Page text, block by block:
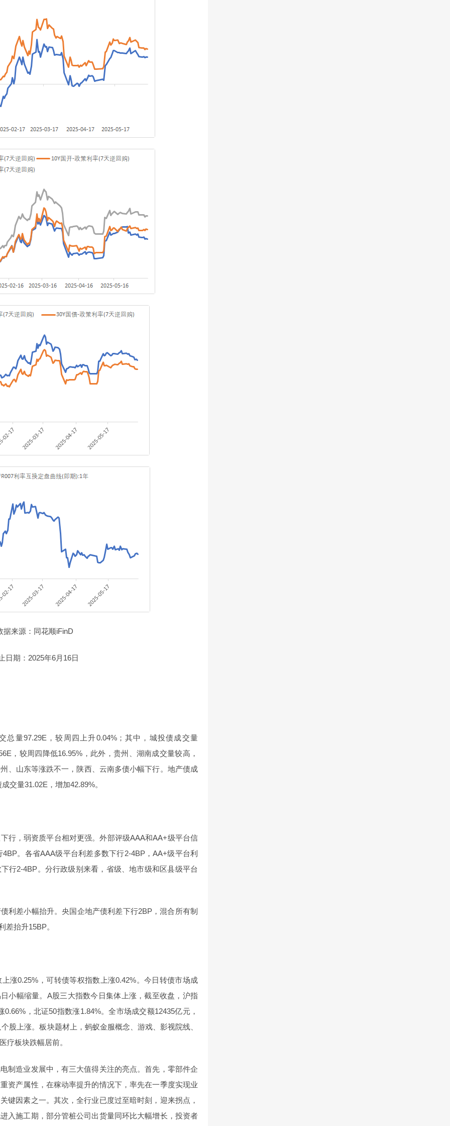
据来源：同花顺iFinD
日期：2025年6月16日
总量97.29E，较周四上升0.04%；其中，城投债成交量
，较周四降低16.95%，此外，贵州、湖南成交量较高，
、山东等涨跌不一，陕西、云南多债小幅下行。地产债成
交量31.02E，增加42.89%。
行，弱资质平台相对更强。外部评级AAA和AA+级平台信
。各省AAA级平台利差多数下行2-4BP，AA+级平台利
行2-4BP。分行政级别来看，省级、地市级和区县级平台
利差小幅抬升。央国企地产债利差下行2BP，混合所有制
差抬升15BP。
涨0.25%，可转债等权指数上涨0.42%。今日转债市场成
小幅缩量。A股三大指数今日集体上涨，截至收盘，沪指
，北证50指数涨1.84%。全市场成交额12435亿元，
股上涨。板块题材上，蚂蚁金服概念、游戏、影视院线、
疗板块跌幅居前。
制造业发展中，有三大值得关注的亮点。首先，零部件企
资产属性，在稼动率提升的情况下，率先在一季度实现业
键因素之一。其次，全行业已度过至暗时刻，迎来拐点，
入施工期，部分管桩公司出货量同环比大幅增长，投资者